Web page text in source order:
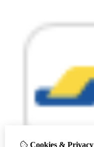
Cookies & Privacy